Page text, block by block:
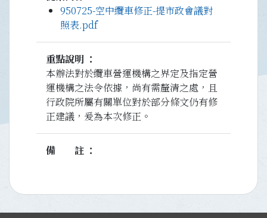
950725-空中纜車修正-提市政會議對
照表.pdf
重點說明
本辦法對於纜車營運機構之界定及指定營
運機構之法令依據，尚有需釐清之處，且
行政院所屬有關單位對於部分條文仍有修
正建議，爰為本次修正。
備註